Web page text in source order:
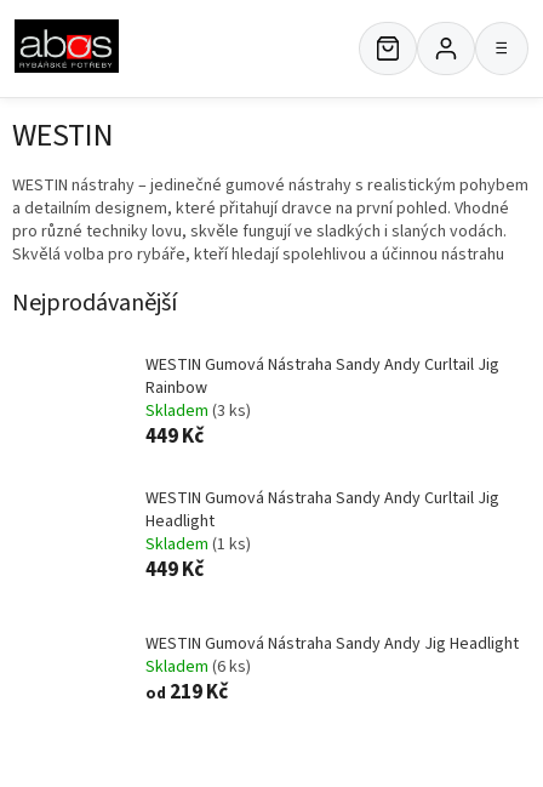
obsah
≡
WESTIN
WESTIN nástrahy – jedinečné gumové nástrahy s realistickým pohybem
a detailním designem, které přitahují dravce na první pohled. Vhodné
pro různé techniky lovu, skvěle fungují ve sladkých i slaných vodách.
Skvělá volba pro rybáře, kteří hledají spolehlivou a účinnou nástrahu
Nejprodávanější
WESTIN Gumová Nástraha Sandy Andy Curltail Jig
Rainbow
Skladem (3 ks)
449 Kč
WESTIN Gumová Nástraha Sandy Andy Curltail Jig
Headlight
Skladem (1 ks)
449 Kč
WESTIN Gumová Nástraha Sandy Andy Jig Headlight
Skladem (6 ks)
od 219 Kč